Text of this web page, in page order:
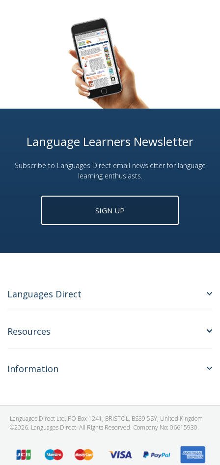
Language Learners Newsletter
Subscribe to Languages Direct email newsletter for language
learning enthusiasts.
SIGN UP
Languages Direct
Resources
Information
Languages Direct Ltd, PO Box 1241, BRISTOL, BS39 5SY, United Kingdom
©2026. Languages Direct. All Rights Reserved. Company No: 06615930.